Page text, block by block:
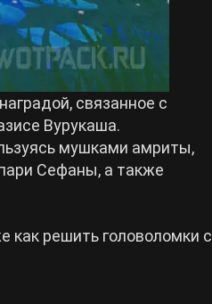
связанное с
Вурукаша.
мушками амриты,
Сефаны, а также
как решить головоломки с